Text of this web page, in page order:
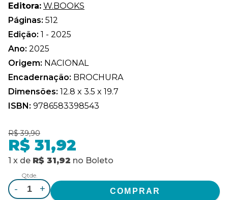
Editora: W.BOOKS
Páginas: 512
Edição: 1 - 2025
Ano: 2025
Origem: NACIONAL
Encadernação: BROCHURA
Dimensões: 12.8 x 3.5 x 19.7
ISBN: 9786583398543
R$ 39,90
R$ 31,92
1 x de R$ 31,92 no Boleto
Qtde.
- +